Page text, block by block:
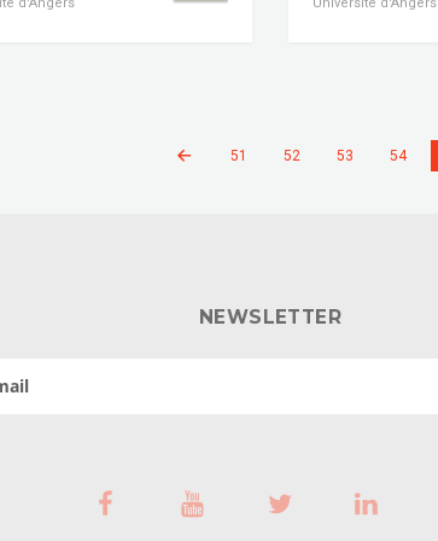
51 52 53 54
NEWSLETTER